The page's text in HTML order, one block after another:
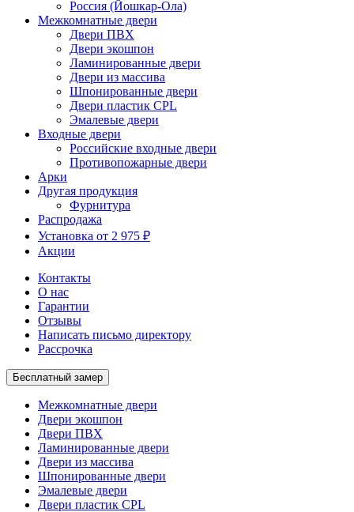
Россия (Йошкар-Ола)
Межкомнатные двери
Двери ПВХ
Двери экошпон
Ламинированные двери
Двери из массива
Шпонированные двери
Двери пластик CPL
Эмалевые двери
Входные двери
Российские входные двери
Противопожарные двери
Арки
Другая продукция
Фурнитура
Распродажа
Установка от 2 975 ₽
Акции
Контакты
О нас
Гарантии
Отзывы
Написать письмо директору
Рассрочка
Бесплатный замер
Межкомнатные двери
Двери экошпон
Двери ПВХ
Ламинированные двери
Двери из массива
Шпонированные двери
Эмалевые двери
Двери пластик CPL